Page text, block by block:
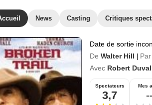
News Casting Critiques
Date de sortie
De Walter Hill Par
Avec Robert
Spectateurs
3,7
Mes